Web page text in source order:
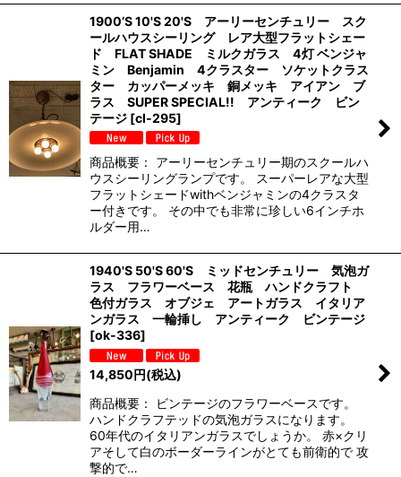
1900’S 10'S 20'S アーリーセンチュリー スク
ールハウスシーリング レア大型フラットシェー
ド FLAT SHADE ミルクガラス 4灯 ベンジャ
ミン Benjamin 4クラスター ソケットクラス
ター カッパーメッキ 銅メッキ アイアン ブ
ラス SUPER SPECIAL!! アンティーク ビン
テージ [cl-295]
商品概要： アーリーセンチュリー期のスクールハ
ウスシーリングランプです。 スーパーレアな大型
フラットシェードwithベンジャミンの4クラスタ
ー付きです。 その中でも非常に珍しい6インチホ
ルダー用…
1940'S 50'S 60'S ミッドセンチュリー 気泡ガ
ラス フラワーベース 花瓶 ハンドクラフト
色付ガラス オブジェ アートガラス イタリア
ンガラス 一輪挿し アンティーク ビンテージ
[ok-336]
14,850円(税込)
商品概要： ビンテージのフラワーベースです。
ハンドクラフテッドの気泡ガラスになります。
60年代のイタリアンガラスでしょうか。 赤×クリ
アそして白のボーダーラインがとても前衛的で 攻
撃的で…